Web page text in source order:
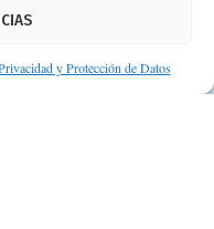
y Protección de Datos